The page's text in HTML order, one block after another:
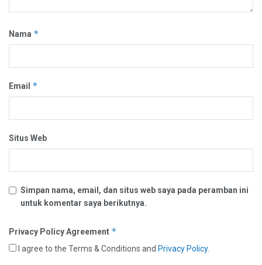
Nama *
Email *
Situs Web
Simpan nama, email, dan situs web saya pada peramban ini
untuk komentar saya berikutnya.
Privacy Policy Agreement *
I agree to the Terms & Conditions and Privacy Policy.